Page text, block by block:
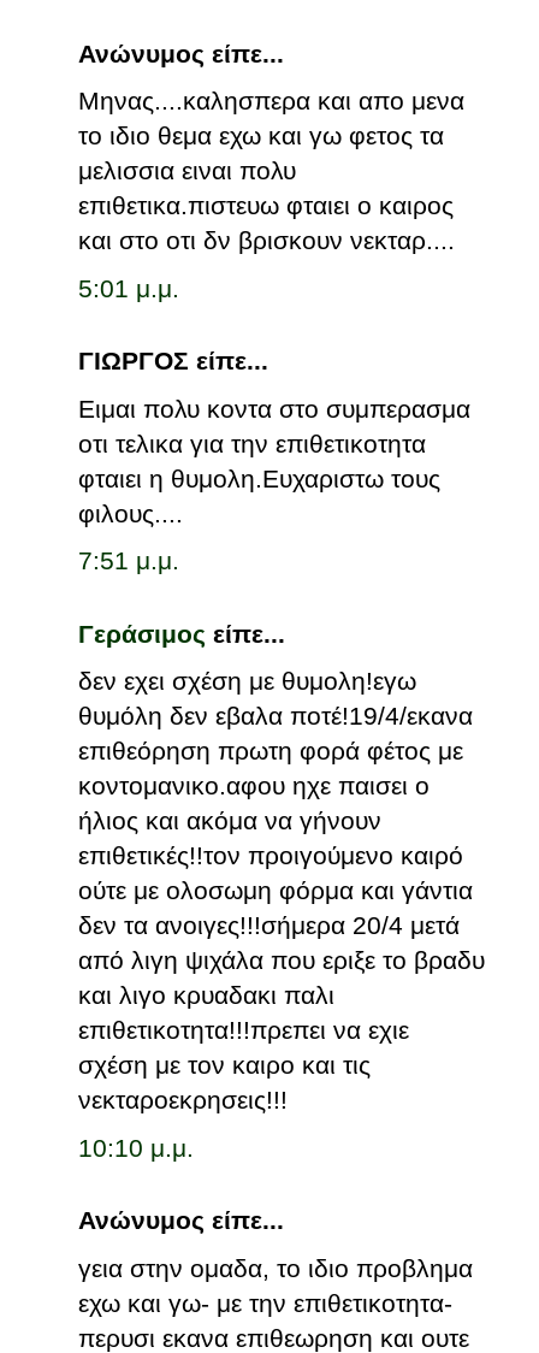
Ανώνυμος είπε...
Μηνας....καλησπερα και απο μενα
το ιδιο θεμα εχω και γω φετος τα
μελισσια ειναι πολυ
επιθετικα.πιστευω φταιει ο καιρος
και στο οτι δν βρισκουν νεκταρ....
5:01 μ.μ.
ΓΙΩΡΓΟΣ είπε...
Ειμαι πολυ κοντα στο συμπερασμα
οτι τελικα για την επιθετικοτητα
φταιει η θυμολη.Ευχαριστω τους
φιλους....
7:51 μ.μ.
Γεράσιμος είπε...
δεν εχει σχέση με θυμολη!εγω
θυμόλη δεν εβαλα ποτέ!19/4/εκανα
επιθεόρηση πρωτη φορά φέτος με
κοντομανικο.αφου ηχε παισει ο
ήλιος και ακόμα να γήνουν
επιθετικές!!τον προιγούμενο καιρό
ούτε με ολοσωμη φόρμα και γάντια
δεν τα ανοιγες!!!σήμερα 20/4 μετά
από λιγη ψιχάλα που εριξε το βραδυ
και λιγο κρυαδακι παλι
επιθετικοτητα!!!πρεπει να εχιε
σχέση με τον καιρο και τις
νεκταροεκρησεις!!!
10:10 μ.μ.
Ανώνυμος είπε...
γεια στην ομαδα, το ιδιο προβλημα
εχω και γω- με την επιθετικοτητα-
περυσι εκανα επιθεωρηση και ουτε